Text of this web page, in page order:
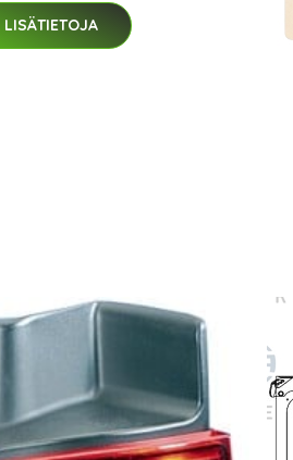
LISÄTIETOJA